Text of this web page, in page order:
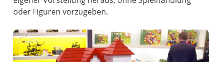
oder Figuren vorzugeben.